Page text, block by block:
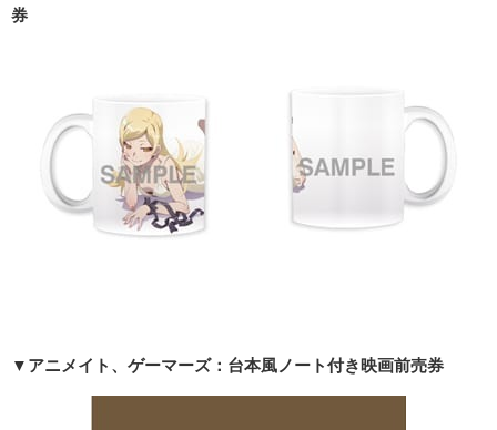
券
▼アニメイト、ゲーマーズ：台本風ノート付き映画前売券